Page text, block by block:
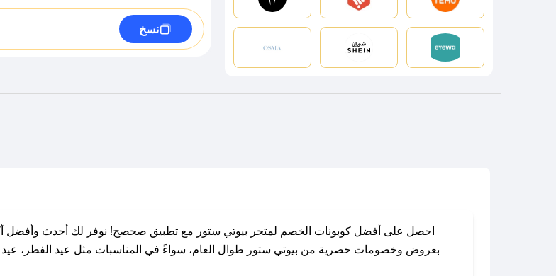
نسخ
احصل على أفضل كوبونات الخصم لمتجر بيوتي ستور مع تطبيق صحصح! نوفر لك أحدث وأفضل
بعروض وخصومات حصرية من بيوتي ستور طوال العام، سواءً في المناسبات مثل عيد الفطر، عيد